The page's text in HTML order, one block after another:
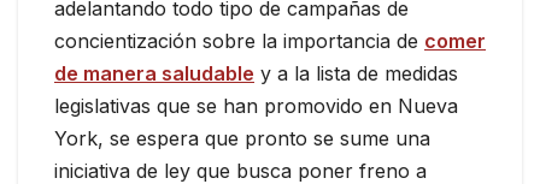
adelantando todo tipo de campañas de
concientización sobre la importancia de comer
de manera saludable y a la lista de medidas
legislativas que se han promovido en Nueva
York, se espera que pronto se sume una
iniciativa de ley que busca poner freno a